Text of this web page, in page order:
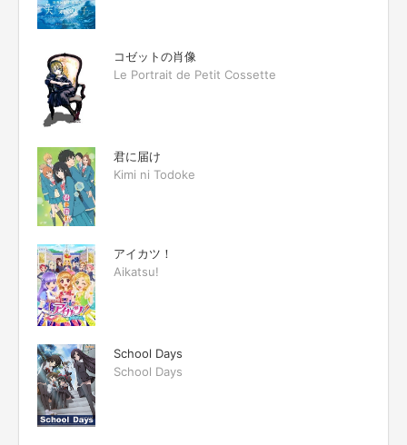
コゼットの肖像
Le Portrait de Petit Cossette
君に届け
Kimi ni Todoke
アイカツ！
Aikatsu!
School Days
School Days